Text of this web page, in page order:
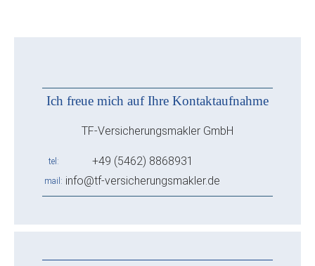
Ich freue mich auf Ihre Kontaktaufnahme
TF-Versicherungsmakler GmbH
tel +49 (5462) 8868931
mail info@tf-versicherungsmakler.de